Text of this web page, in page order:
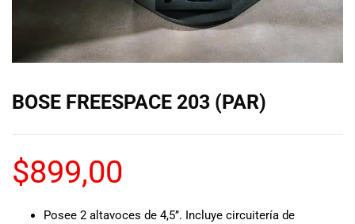
marcas del
mercado,
desde
hasta
una selección
BOSE FREESPACE 203 (PAR)
$899,00
Posee 2 altavoces de 4,5’’. Incluye circuitería de